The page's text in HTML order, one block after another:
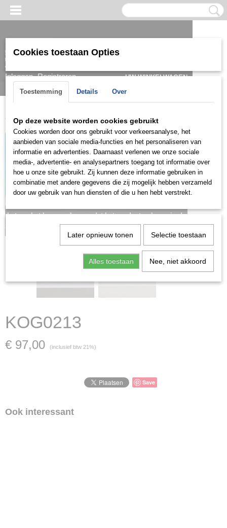
Inloggen Registreren
UW WINKELWAGEN
Home > >Oorbellen > KOG0213
Let op: het kan voorkomen dat het product onlangs in de
zaak is verkocht; in dat geval nemen wij contact met u op.
KOG0213
€ 97,00 (inclusief btw 21%)
Save
Ook interessant
Cookies toestaan Opties
Toestemming Details Over
Op deze website worden cookies gebruikt
Cookies worden door ons gebruikt voor verkeersanalyse, het
aanbieden van sociale media-functies en het personaliseren van
informatie en advertenties. Daarnaast verlenen we onze sociale
media-, advertentie- en analysepartners toegang tot informatie over
hoe u onze site gebruikt. Zij kunnen deze informatie gebruiken in
combinatie met andere gegevens die zij mogelijk hebben verzameld
door uw gebruik van hun diensten of die u hen hebt verstrekt.
Later opnieuw tonen Selectie toestaan
Alles toestaan Nee, niet akkoord